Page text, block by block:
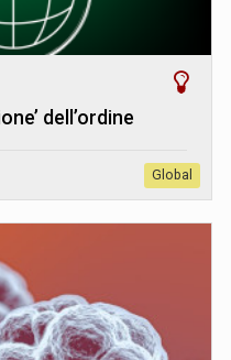
dell’ordine
Global